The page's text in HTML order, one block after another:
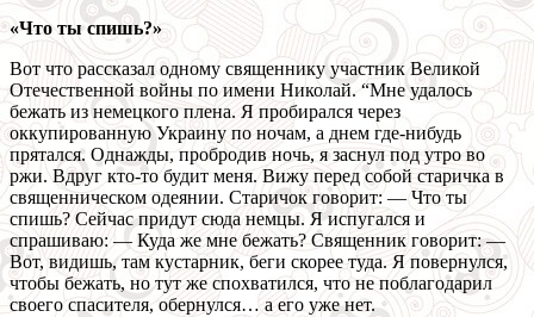
«Что ты спишь?»
Вот что рассказал одному священнику участник Великой
Отечественной войны по имени Николай. “Мне удалось
бежать из немецкого плена. Я пробирался через
оккупированную Украину по ночам, а днем где-нибудь
прятался. Однажды, пробродив ночь, я заснул под утро во
ржи. Вдруг кто-то будит меня. Вижу перед собой старичка в
священническом одеянии. Старичок говорит: — Что ты
спишь? Сейчас придут сюда немцы. Я испугался и
спрашиваю: — Куда же мне бежать? Священник говорит: —
Вот, видишь, там кустарник, беги скорее туда. Я повернулся,
чтобы бежать, но тут же спохватился, что не поблагодарил
своего спасителя, обернулся… а его уже нет.